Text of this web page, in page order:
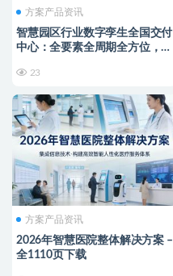
方案产品资讯
智慧园区行业数字孪生全国交付
中心：全要素全周期全方位，
23
方案产品资讯
2026年智慧医院整体解决方案 –
全1110页下载